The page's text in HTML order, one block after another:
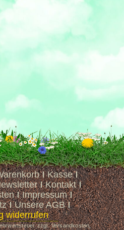
Kasse
Kontakt
Impressum
Unsere AGB
widerrufen
zzgl. Versandkosten,